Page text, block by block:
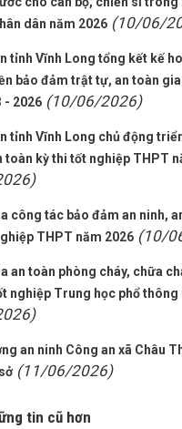
dân năm 2026 (10/06/
tỉnh Vĩnh Long tổng kết kế
bảo đảm trật tự, an toàn
- 2026 (10/06/2026)
tỉnh Vĩnh Long chủ động
toàn kỳ thi tốt nghiệp THPT
công tác bảo đảm an ninh,
THPT năm 2026 (10/
an toàn phòng cháy, chữa
nghiệp Trung học phổ thông
an ninh Công an xã Châu
(11/06/2026)
tin cũ hơn